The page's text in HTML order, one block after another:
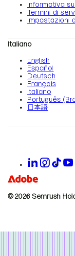
Informativa
Termini di
Impostazioni
Italiano
English
Español
Deutsch
Français
Italiano
Português
日本語
© 2026 Semrush